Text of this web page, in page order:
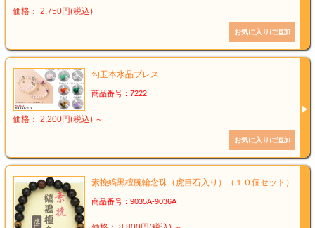
価格： 2,750円(税込)
勾玉本水晶ブレス
商品番号：7222
価格： 2,200円(税込) ～
素挽縞黒檀腕輪念珠（虎目石入り）（１０個セット）
商品番号：9035A-9036A